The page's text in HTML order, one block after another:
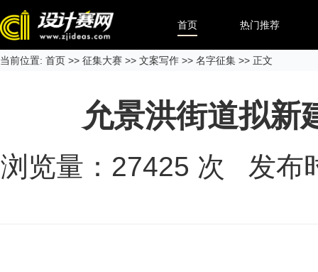
首页 热门推荐
当前位置: 首页 >> 征集大赛 >> 文案写作 >> 名字征集 >> 正文
允景洪街道拟新
浏览量： 27425 次 发布